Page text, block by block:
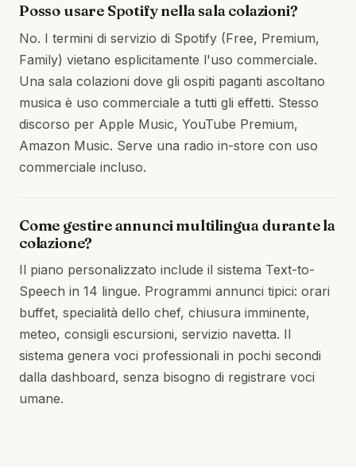
Posso usare Spotify nella sala colazioni?
No. I termini di servizio di Spotify (Free, Premium,
Family) vietano esplicitamente l'uso commerciale.
Una sala colazioni dove gli ospiti paganti ascoltano
musica è uso commerciale a tutti gli effetti. Stesso
discorso per Apple Music, YouTube Premium,
Amazon Music. Serve una radio in-store con uso
commerciale incluso.
Come gestire annunci multilingua durante la
colazione?
Il piano personalizzato include il sistema Text-to-
Speech in 14 lingue. Programmi annunci tipici: orari
buffet, specialità dello chef, chiusura imminente,
meteo, consigli escursioni, servizio navetta. Il
sistema genera voci professionali in pochi secondi
dalla dashboard, senza bisogno di registrare voci
umane.